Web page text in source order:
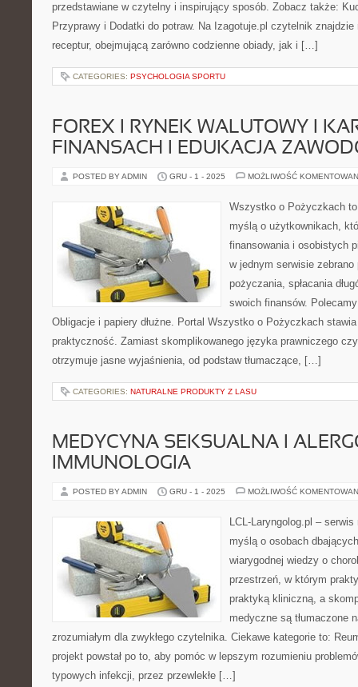
przedstawiane w czytelny i inspirujący sposób. Zobacz także:
Przyprawy i Dodatki do potraw. Na Izagotuje.pl czytelnik znajdzie
receptur, obejmującą zarówno codzienne obiady, jak i […]
CATEGORIES: PSYCHOLOGIA SPORTU
FOREX I RYNEK WALUTOWY I
FINANSACH I EDUKACJA
POSTED BY ADMIN GRU - 1 - 2025 MOŻLIWOŚĆ
Wszystko o Pożyczkach
myślą o użytkownikach,
finansowania i osobistych
w jednym serwisie
pożyczania, spłacania
swoich finansów.
Obligacje i papiery dłużne. Portal Wszystko o Pożyczkach
praktyczność. Zamiast skomplikowanego języka prawniczego
otrzymuje jasne wyjaśnienia, od podstaw tłumaczące, […]
CATEGORIES: NATURALNE PRODUKTY Z LASU
MEDYCYNA SEKSUALNA I
IMMUNOLOGIA
POSTED BY ADMIN GRU - 1 - 2025 MOŻLIWOŚĆ
LCL-Laryngolog.pl –
myślą o osobach
wiarygodnej wiedzy o
przestrzeń, w którym
praktyką kliniczną, a
medyczne są tłumaczone
zrozumiałym dla zwykłego czytelnika. Ciekawe kategorie to:
projekt powstał po to, aby pomóc w lepszym rozumieniu
typowych infekcji, przez przewlekłe […]